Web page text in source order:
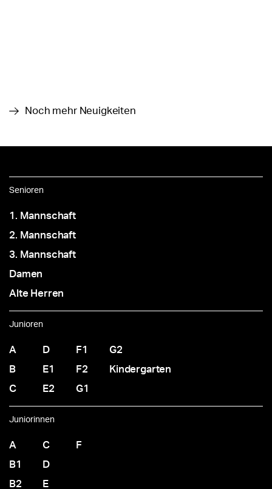
Noch mehr Neuigkeiten
Senioren
1. Mannschaft
2. Mannschaft
3. Mannschaft
Damen
Alte Herren
Junioren
A
B
C
D
E1
E2
F1
F2
G1
G2
Kindergarten
Juniorinnen
A
B1
B2
C
D
E
F